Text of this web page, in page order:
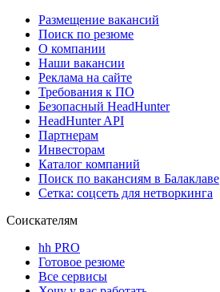
Размещение вакансий
Поиск по резюме
О компании
Наши вакансии
Реклама на сайте
Требования к ПО
Безопасный HeadHunter
HeadHunter API
Партнерам
Инвесторам
Каталог компаний
Поиск по вакансиям в Балаклаве
Сетка: соцсеть для нетворкинга
Соискателям
hh PRO
Готовое резюме
Все сервисы